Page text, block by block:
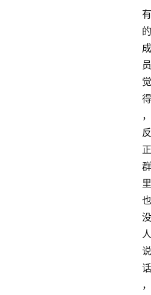
有
的
成
员
觉
得
，
反
正
群
里
也
没
人
说
话
，